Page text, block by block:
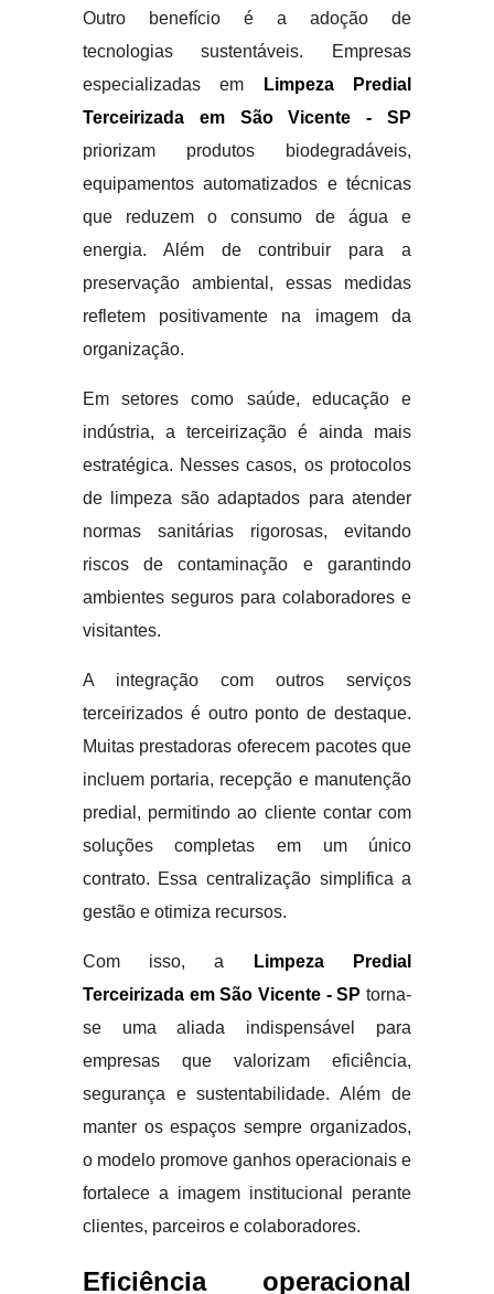
Outro benefício é a adoção de
tecnologias sustentáveis. Empresas
especializadas em Limpeza Predial
Terceirizada em São Vicente - SP
priorizam produtos biodegradáveis,
equipamentos automatizados e técnicas
que reduzem o consumo de água e
energia. Além de contribuir para a
preservação ambiental, essas medidas
refletem positivamente na imagem da
organização.
Em setores como saúde, educação e
indústria, a terceirização é ainda mais
estratégica. Nesses casos, os protocolos
de limpeza são adaptados para atender
normas sanitárias rigorosas, evitando
riscos de contaminação e garantindo
ambientes seguros para colaboradores e
visitantes.
A integração com outros serviços
terceirizados é outro ponto de destaque.
Muitas prestadoras oferecem pacotes que
incluem portaria, recepção e manutenção
predial, permitindo ao cliente contar com
soluções completas em um único
contrato. Essa centralização simplifica a
gestão e otimiza recursos.
Com isso, a
Limpeza Predial
Terceirizada em São Vicente - SP torna-
se uma aliada indispensável para
empresas que valorizam eficiência,
segurança e sustentabilidade. Além de
manter os espaços sempre organizados,
o modelo promove ganhos operacionais e
fortalece a imagem institucional perante
clientes, parceiros e colaboradores.
Eficiência operacional